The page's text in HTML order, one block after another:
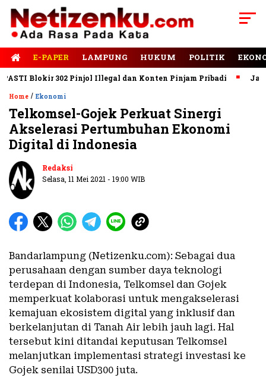
E-PAPER LAMPUNG HUKUM POLITIK
Blokir 302 Pinjol Illegal dan Konten Pinjam Pribadi Jalan
Home / Ekonomi
Telkomsel-Gojek Perkuat Sinergi
Akselerasi Pertumbuhan Ekonomi
Digital di Indonesia
Redaksi
Selasa, 11 Mei 2021 - 19:00 WIB
Bandarlampung (Netizenku.com): Sebagai dua
perusahaan dengan sumber daya teknologi
terdepan di Indonesia, Telkomsel dan Gojek
memperkuat kolaborasi untuk mengakselerasi
kemajuan ekosistem digital yang inklusif dan
berkelanjutan di Tanah Air lebih jauh lagi. Hal
tersebut kini ditandai keputusan Telkomsel
melanjutkan implementasi strategi investasi ke
Gojek senilai USD300 juta.